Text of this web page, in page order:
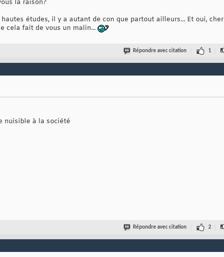
la raison?
études, il y a autant de con que partout ailleurs... Et oui, cher
cela fait de vous un malin...
Répondre avec citation 1
nuisible à la société
Répondre avec citation 2